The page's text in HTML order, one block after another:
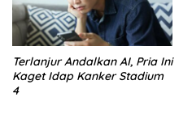
Terlanjur Andalkan AI, Pria Ini
Kaget Idap Kanker Stadium
4